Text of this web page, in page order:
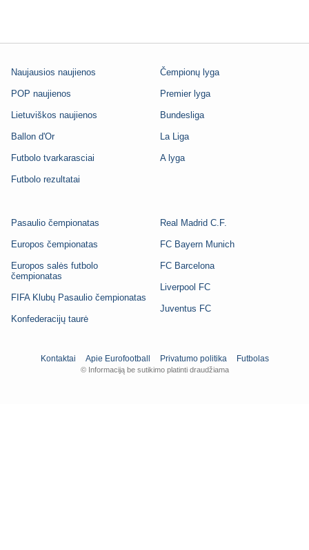
Naujausios naujienos
POP naujienos
Lietuviškos naujienos
Ballon d'Or
Futbolo tvarkarasciai
Futbolo rezultatai
Čempionų lyga
Premier lyga
Bundesliga
La Liga
A lyga
Pasaulio čempionatas
Europos čempionatas
Europos salės futbolo
čempionatas
FIFA Klubų Pasaulio čempionatas
Konfederacijų taurė
Real Madrid C.F.
FC Bayern Munich
FC Barcelona
Liverpool FC
Juventus FC
Kontaktai Apie Eurofootball Privatumo politika Futbolas
© Informaciją be sutikimo platinti draudžiama